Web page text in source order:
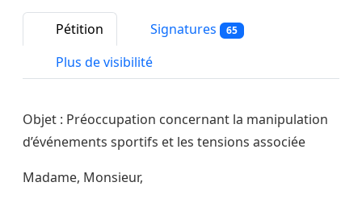
Pétition Signatures 65
Plus de visibilité
Objet : Préoccupation concernant la manipulation
d’événements sportifs et les tensions associée
Madame, Monsieur,